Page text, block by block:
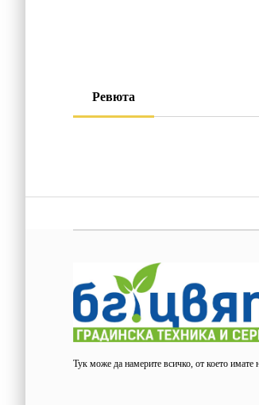
Ревюта
Тук може да намерите всичко, от което имате